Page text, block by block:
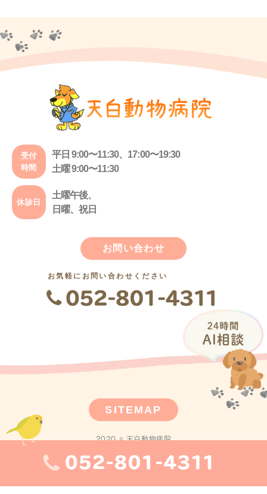
受付
時間
平日 9:00〜11:30、17:00〜19:30
土曜 9:00〜11:30
休診日
土曜午後、
日曜、祝日
お問い合わせ
お気軽にお問い合わせください
SITEMAP
2020 © 天白動物病院